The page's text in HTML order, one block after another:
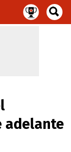
adelante